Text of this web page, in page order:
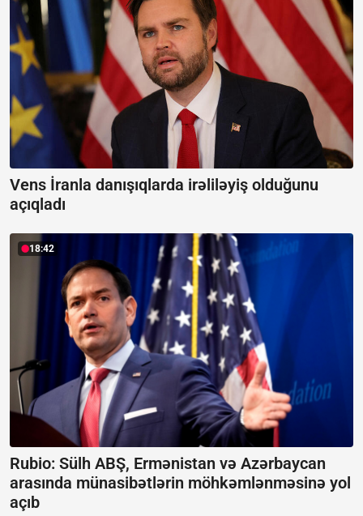
Vens İranla danışıqlarda irəliləyiş olduğunu
açıqladı
18:42
Rubio: Sülh ABŞ, Ermənistan və Azərbaycan
arasında münasibətlərin möhkəmlənməsinə yol
açıb